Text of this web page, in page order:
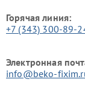
Горячая линия:
+7 (343) 300-89-
Электронная
info@beko-